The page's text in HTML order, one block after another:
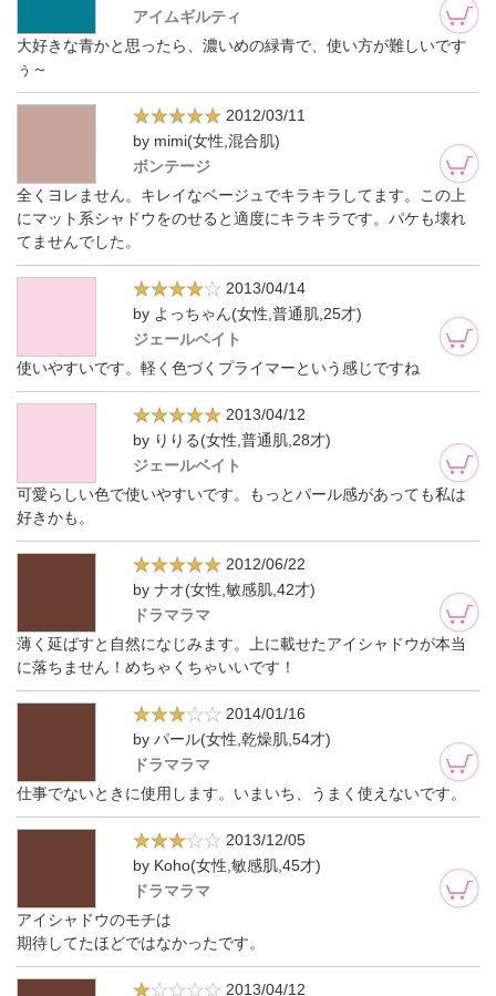
アイムギルティ
大好きな青かと思ったら、濃いめの緑青で、使い方が難しいです
ぅ～
2012/03/11
by mimi(女性,混合肌)
ボンテージ
全くヨレません。キレイなベージュでキラキラしてます。この上
にマット系シャドウをのせると適度にキラキラです。パケも壊れ
てませんでした。
2013/04/14
by よっちゃん(女性,普通肌,25才)
ジェールベイト
使いやすいです。軽く色づくプライマーという感じですね
2013/04/12
by りりる(女性,普通肌,28才)
ジェールベイト
可愛らしい色で使いやすいです。もっとパール感があっても私は
好きかも。
2012/06/22
by ナオ(女性,敏感肌,42才)
ドラマラマ
薄く延ばすと自然になじみます。上に載せたアイシャドウが本当
に落ちません！めちゃくちゃいいです！
2014/01/16
by パール(女性,乾燥肌,54才)
ドラマラマ
仕事でないときに使用します。いまいち、うまく使えないです。
2013/12/05
by Koho(女性,敏感肌,45才)
ドラマラマ
アイシャドウのモチは
期待してたほどではなかったです。
2013/04/12